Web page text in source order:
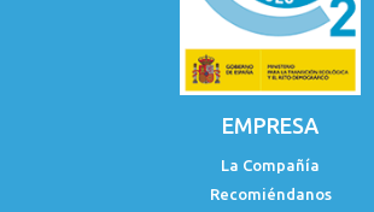
EMPRESA
La Compañía
Recomiéndanos